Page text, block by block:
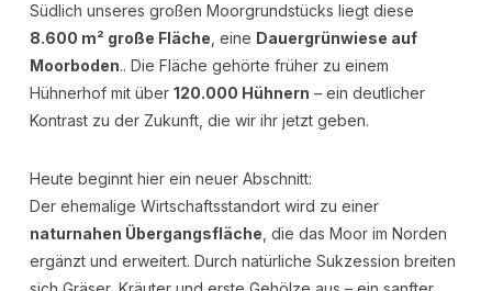
Südlich unseres großen Moorgrundstücks liegt diese
8.600 m² große Fläche , eine Dauergrünwiese auf
Moorboden.. Die Fläche gehörte früher zu einem
Hühnerhof mit über 120.000 Hühnern – ein deutlicher
Kontrast zu der Zukunft, die wir ihr jetzt geben.
Heute beginnt hier ein neuer Abschnitt:
Der ehemalige Wirtschaftsstandort wird zu einer
naturnahen Übergangsfläche , die das Moor im Norden
ergänzt und erweitert. Durch natürliche Sukzession breiten